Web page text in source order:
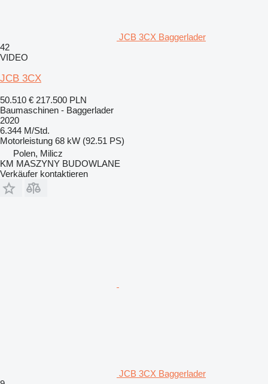
JCB 3CX Baggerlader
42
VIDEO
JCB 3CX
50.510 € 217.500 PLN
Baumaschinen - Baggerlader
2020
6.344 M/Std.
Motorleistung 68 kW (92.51 PS)
Polen, Milicz
KM MASZYNY BUDOWLANE
Verkäufer kontaktieren
JCB 3CX Baggerlader